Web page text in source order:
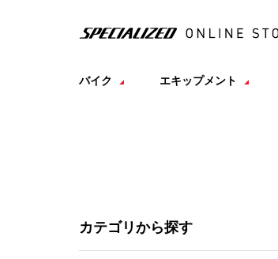
バイク エキップメント
カテゴリから探す